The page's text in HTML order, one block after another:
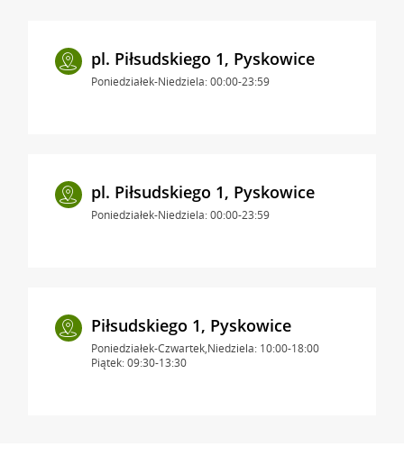
pl. Piłsudskiego 1, Pyskowice
Poniedziałek-Niedziela: 00:00-23:59
pl. Piłsudskiego 1, Pyskowice
Poniedziałek-Niedziela: 00:00-23:59
Piłsudskiego 1, Pyskowice
Poniedziałek-Czwartek,Niedziela: 10:00-18:00
Piątek: 09:30-13:30